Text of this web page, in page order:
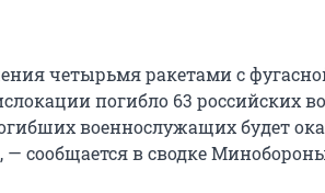
четырьмя ракетами с
погибло 63 российских
военнослужащих будет
сообщается в сводке